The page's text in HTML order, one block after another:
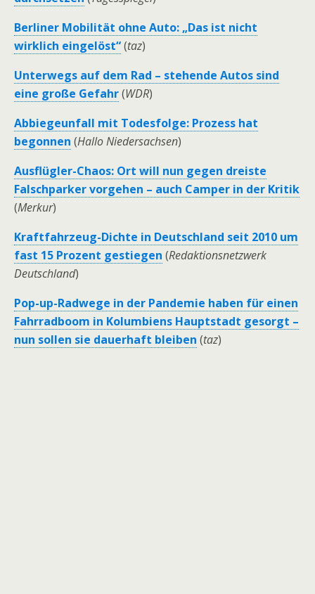
Berliner Mobilität ohne Auto: „Das ist nicht
wirklich eingelöst“(taz)
Unterwegs auf dem Rad – stehende Autos sind
eine große Gefahr(WDR)
Abbiegeunfall mit Todesfolge: Prozess hat
begonnen (Hallo Niedersachsen)
Ausflügler-Chaos: Ort will nun gegen dreiste
Falschparker vorgehen – auch Camper in der Kritik
(Merkur)
Kraftfahrzeug-Dichte in Deutschland seit 2010 um
fast 15 Prozent gestiegen (Redaktionsnetzwerk
Deutschland)
Pop-up-Radwege in der Pandemie haben für einen
Fahrradboom in Kolumbiens Hauptstadt gesorgt –
nun sollen sie dauerhaft bleiben (taz)